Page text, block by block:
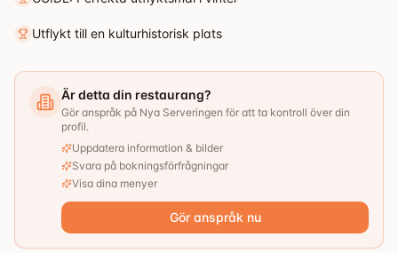
Utflykt till en kulturhistorisk plats
Är detta din restaurang?
Gör anspråk på Nya Serveringen för att ta kontroll över din
profil.
Uppdatera information & bilder
Svara på bokningsförfrågningar
Visa dina menyer
Gör anspråk nu